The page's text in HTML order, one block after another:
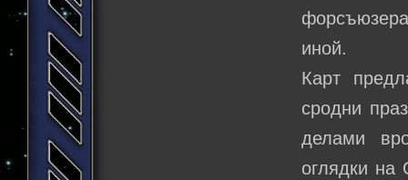
иной.
Карт
сродни
делами
оглядки на